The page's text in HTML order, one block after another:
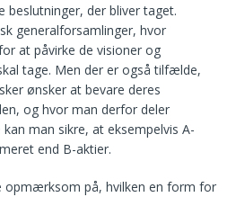
beslutninger, der bliver taget.
generalforsamlinger, hvor
at påvirke de visioner og
tage. Men der er også tilfælde,
ønsker at bevare deres
og hvor man derfor deler
man sikre, at eksempelvis A-
end B-aktier.
opmærksom på, hvilken en form for